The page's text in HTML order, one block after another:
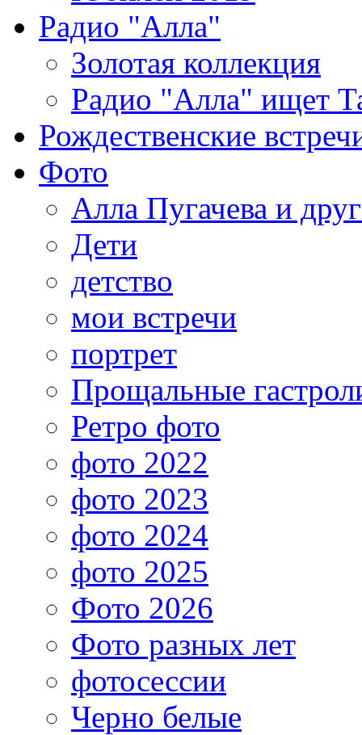
Радио "Алла"
Золотая коллекция
Радио "Алла" ищет
Рождественские
Фото
Алла Пугачева и
Дети
детство
мои встречи
портрет
Прощальные
Ретро фото
фото 2022
фото 2023
фото 2024
фото 2025
Фото 2026
Фото разных лет
фотосессии
Черно белые